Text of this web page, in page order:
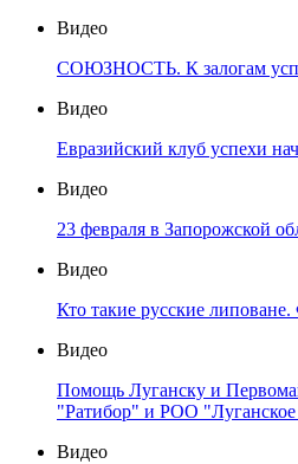
Видео
СОЮЗНОСТЬ. К залогам
Видео
Евразийский клуб успехи
Видео
23 февраля в Запорожской
Видео
Кто такие русские
Видео
Помощь Луганску и
"Ратибор" и РОО "Луганское
Видео